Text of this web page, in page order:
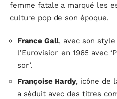
femme fatale a marqué les
culture pop de son époque.
France Gall, avec son
l’Eurovision en 1965 avec
son’.
Françoise Hardy, icône de
a séduit avec des titres